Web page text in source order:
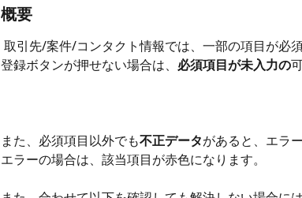
概要
取引先/案件/コンタクト情報では、一部の項目が必
登録ボタンが押せない場合は、 必須項目が未入力の
​また、必須項目以外でも不正データがあると、エラ
エラーの場合は、該当項目が赤色になります。